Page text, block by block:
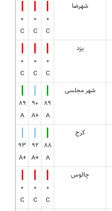
شهرضا
0
C
0
C
0
C
یزد
0
C
0
C
0
C
شهر مجلسی
89
A
90
A+
89
A
کرج
88
A
92
A+
93
A+
چالوس
0
C
0
C
0
C